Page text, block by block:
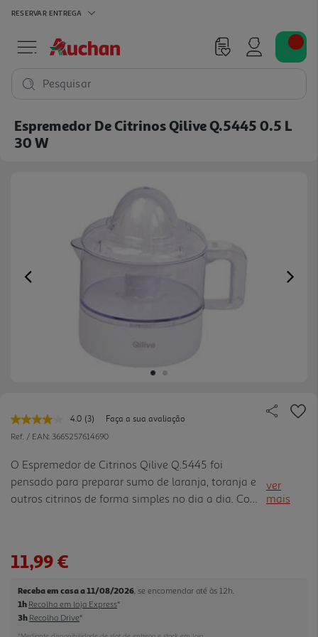
RESERVAR ENTREGA
Pesquisar
Espremedor De Citrinos Qilive Q.5445 0.5 L
30 W
Previous
4.0 Leu
3
Link
para
a
mesma
página.
(3)
Faça a sua avaliação
Ref. / EAN: 3665257614690
O Espremedor de Citrinos Qilive Q.5445 foi
pensado para preparar sumo de laranja, toranja e
outros citrinos de forma simples no dia a dia. Com
direta. Inclui 1 cone indicado para citrinos grandes,
tipo de fruta com maior comodidade. Os acessórios
podem ser lavados na máquina de lavar loiça,
ver
mais
11,99 €
Receba em casa a 11/08/2026 , se encomendar até às 12h.
1h Recolha em loja Express*
3h Recolha Drive*